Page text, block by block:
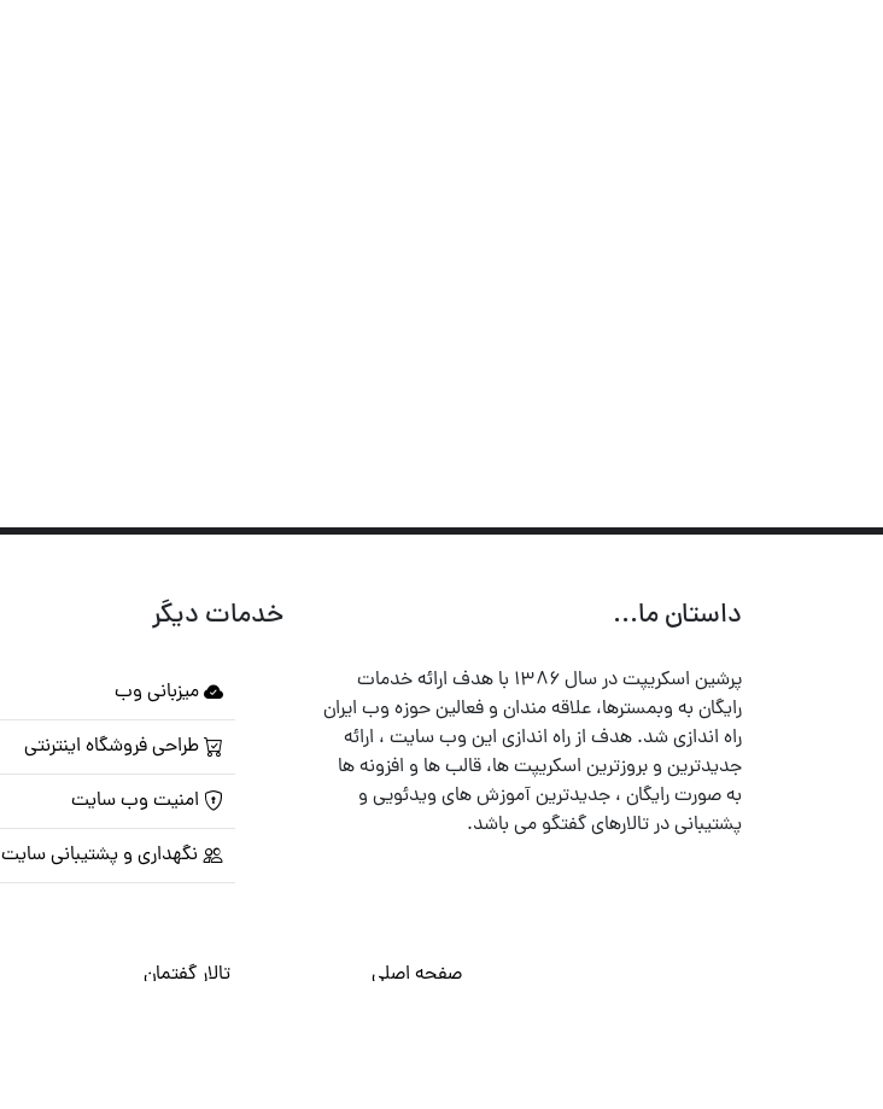
داستان ما...
پرشین اسکریپت در سال ۱۳۸۶ با هدف ارائه خدمات
رایگان به وبمسترها، علاقه مندان و فعالین حوزه وب ایران
راه اندازی شد. هدف از راه اندازی این وب سایت ، ارائه
جدیدترین و بروزترین اسکریپت ها، قالب ها و افزونه ها
به صورت رایگان ، جدیدترین آموزش های ویدئویی و
پشتیبانی در تالارهای گفتگو می باشد.
خدمات دیگر
میزبانی وب
طراحی فروشگاه اینترنتی
امنیت وب سایت
نگهداری و پشتیبانی سایت
صفحه اصلی تالار گفتمان